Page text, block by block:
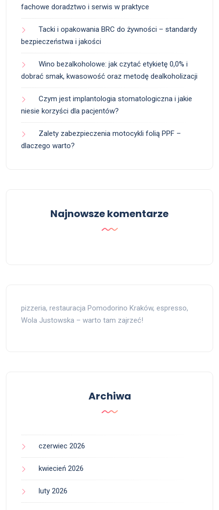
fachowe doradztwo i serwis w praktyce
Tacki i opakowania BRC do żywności – standardy
bezpieczeństwa i jakości
Wino bezalkoholowe: jak czytać etykietę 0,0% i
dobrać smak, kwasowość oraz metodę dealkoholizacji
Czym jest implantologia stomatologiczna i jakie
niesie korzyści dla pacjentów?
Zalety zabezpieczenia motocykli folią PPF –
dlaczego warto?
Najnowsze komentarze
pizzeria, restauracja Pomodorino Kraków, espresso,
Wola Justowska – warto tam zajrzeć!
Archiwa
czerwiec 2026
kwiecień 2026
luty 2026